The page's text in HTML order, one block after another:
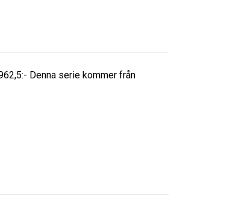
Denna serie kommer från